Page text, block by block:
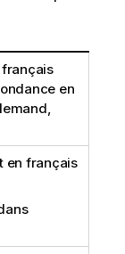
en
en français